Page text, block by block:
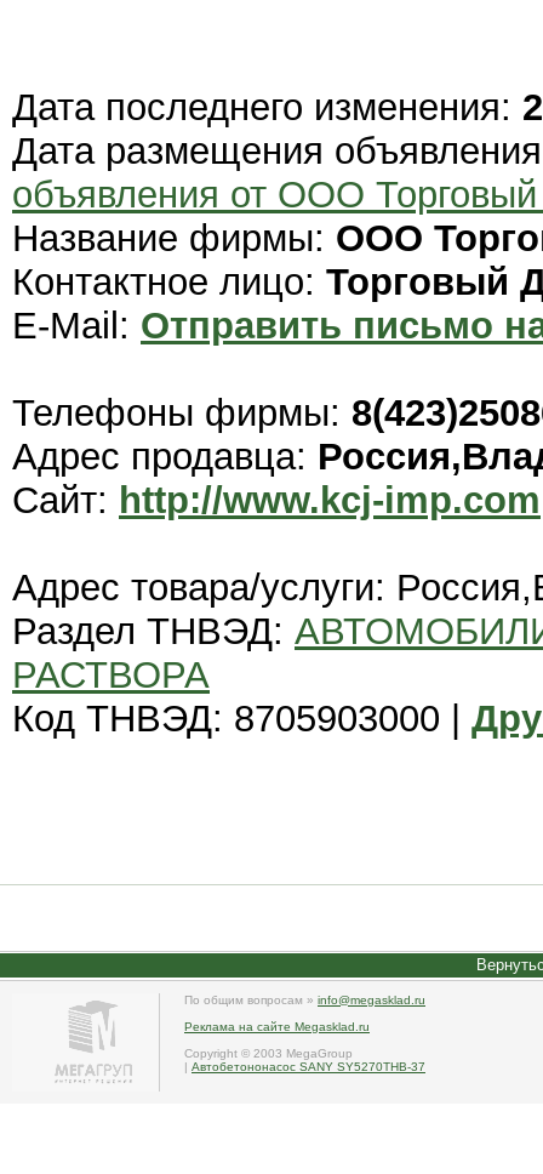
Дата последнего изменения:
Дата размещения
объявления от ООО
Название фирмы: ООО
Контактное лицо: Торговый
E-Mail: Отправить письмо
Телефоны фирмы:
Адрес продавца:
Сайт: http://www.kcj-imp.com
Адрес товара/услуги:
Раздел ТНВЭД:
РАСТВОРА
Код ТНВЭД: 8705903000 |
По общим вопросам » info@megasklad.ru
Реклама на сайте Megasklad.ru
Copyright © 2003 MegaGroup
| Автобетононасос SANY SY5270THB-37